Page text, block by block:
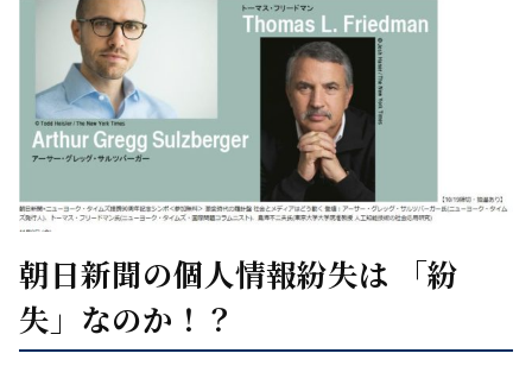
朝日新聞の個人情報紛失は 「紛
失」なのか！？